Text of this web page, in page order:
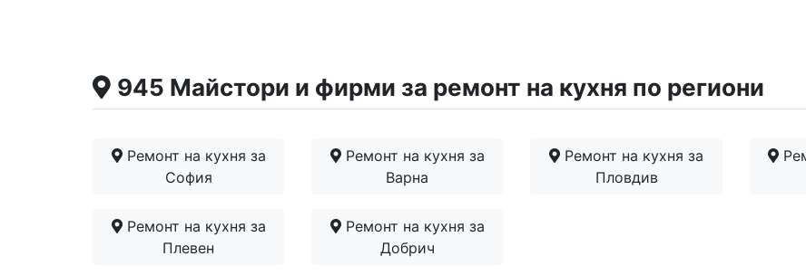
945 Майстори и фирми за ремонт на кухня по региони
Ремонт на кухня за
София
Ремонт на кухня за
Варна
Ремонт на кухня за
Пловдив
Ремонт на кухня за
Плевен
Ремонт на кухня за
Добрич